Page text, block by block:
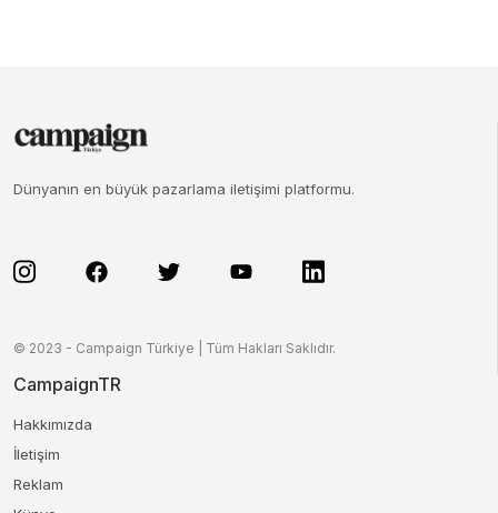
Dünyanın en büyük pazarlama iletişimi platformu.
© 2023 - Campaign Türkiye | Tüm Hakları Saklıdır.
CampaignTR
Hakkımızda
İletişim
Reklam